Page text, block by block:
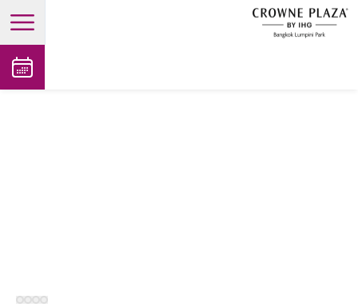
open main menu